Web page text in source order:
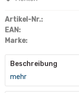
Artikel-Nr.:
EAN:
Marke:
Beschreibung
mehr